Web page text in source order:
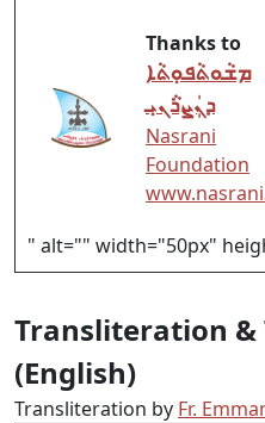
Thanks to
ܡܫܵܘܬܵܦܘܼܬܵܐ
ܕܢܲܨܪܵܢܝܼ
Nasrani
Foundation
" alt="" width="50px"
Transliteration &
(English)
Transliteration by Fr.